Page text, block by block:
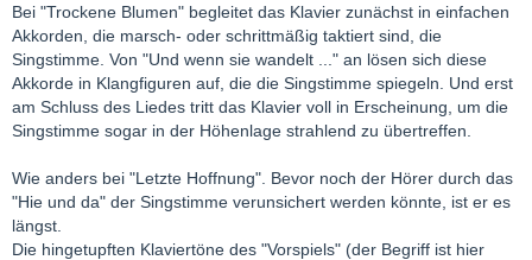
Bei "Trockene Blumen" begleitet das Klavier zunächst in einfachen
Akkorden, die marsch- oder schrittmäßig taktiert sind, die
Singstimme. Von "Und wenn sie wandelt ..." an lösen sich diese
Akkorde in Klangfiguren auf, die die Singstimme spiegeln. Und erst
am Schluss des Liedes tritt das Klavier voll in Erscheinung, um die
Singstimme sogar in der Höhenlage strahlend zu übertreffen.
Wie anders bei "Letzte Hoffnung". Bevor noch der Hörer durch das
"Hie und da" der Singstimme verunsichert werden könnte, ist er es
längst.
Die hingetupften Klaviertöne des "Vorspiels" (der Begriff ist hier